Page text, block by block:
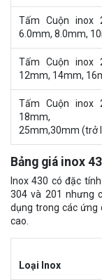
Tấm Cuộn inox
6.0mm, 8.0mm,
Tấm Cuộn inox
12mm, 14mm,
Tấm Cuộn inox
18mm,
25mm,30mm (trở
Bảng giá inox
Inox 430 có đặc
304 và 201 nhưng
dụng trong các ứng
cao.
Loại Inox